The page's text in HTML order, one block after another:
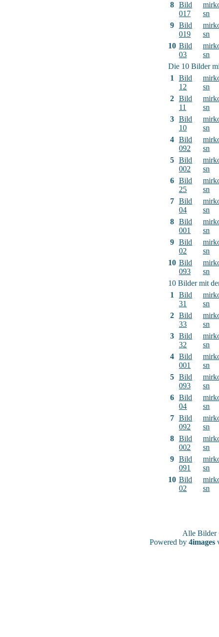
8 Bild
017
sn
9 Bild
019
sn
10 Bild
03
sn
Die 10 Bilder
1
Bild
12
sn
2 Bild
11
sn
3 Bild
10
sn
4 Bild
092
sn
5 Bild
002
sn
6 Bild
25
sn
7 Bild
04
sn
8 Bild
001
sn
9 Bild
02
sn
10 Bild
093
sn
10 Bilder mit
1
Bild
31
sn
2 Bild
33
sn
3 Bild
32
sn
4 Bild
001
sn
5 Bild
093
sn
6 Bild
04
sn
7 Bild
092
sn
8 Bild
002
sn
9 Bild
091
sn
10 Bild
02
sn
Alle
Powered by 4images